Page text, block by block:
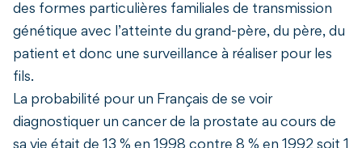
des formes particulières familiales de transmission
génétique avec l’atteinte du grand-père, du père, du
patient et donc une surveillance à réaliser pour les
fils.
La probabilité pour un Français de se voir
diagnostiquer un cancer de la prostate au cours de